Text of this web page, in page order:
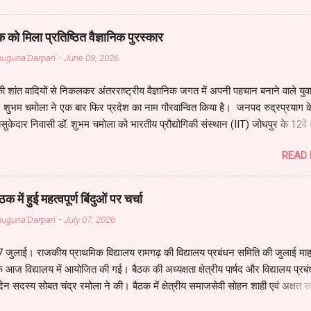
कवि का है हथियार , इसका है सब पर अधिकार। जीवन के इस महासागर में , कलम
अटल इरादों वाली है ये , इसकी चाल तूफानी है। इसमें स्याही के बदले मेरी , आंखों वाला
सौदा कर न सकूँगा , मैं खुद से धोखा कर न सकूँगा। इसके सहारे जीता हूँ मैं , इससे
ये मेरी पहचान है , मेरे गौरव की ये निशा...
मिला प्रतिष्ठित वैज्ञानिक पुरस्कार
-June 09, 2026
शांत वादियों से निकलकर अंतरराष्ट्रीय वैज्ञानिक जगत में अपनी पहचान बनाने वाले युवा
शुभम चमोला ने एक बार फिर प्रदेश का नाम गौरवान्वित किया है। जनपद रुद्रप्रयाग
निवासी डॉ. शुभम चमोला को भारतीय प्रौद्योगिकी संस्थान (IIT) जोधपुर के 12वें
गया। डॉ. शुभम IIT जोधपुर के भौतिकी विभाग (Department of Physics) के
हैं। यह प्रतिष्ठित सम्मान उन्हें भारतीय अंतरिक्ष अनुसंधान संगठन (ISRO) के पूर्व अध्यक्ष
तथा भारतीय विशिष्ट पहचान प्राधिकरण (UIDAI) के अध्यक्ष एवं एक्सिस बैंक के मुख्य
नीलकंठ मिश्रा द्वारा प्रदान किया गया। समारोह में IIT जोधपुर के निदेशक प्रो.
और उपनिदेशक प्रो. भबानी कुमार सतपथी सहित संस्थान के वरिष्ठ शिक्षकों एवं
READ
में हुई महत्वपूर्ण बिंदुओं पर चर्चा
-July 07, 2026
जुलाई। राजकीय प्राथमिक विद्यालय रामगढ़ की विद्यालय प्रबंधन समिति की जुलाई माह
विद्यालय में आयोजित की गई। बैठक की अध्यक्षता क्षेत्रीय पार्षद और विद्यालय
सदस्य सोबत चंद्र रमोला ने की। बैठक में क्षेत्रीय समाजसेवी सोहन शाही एवं अक्षत